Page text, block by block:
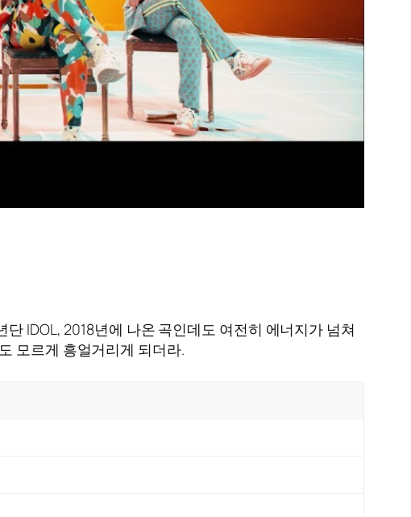
IDOL, 2018년에 나온 곡인데도 여전히 에너지가 넘쳐
모르게 흥얼거리게 되더라.